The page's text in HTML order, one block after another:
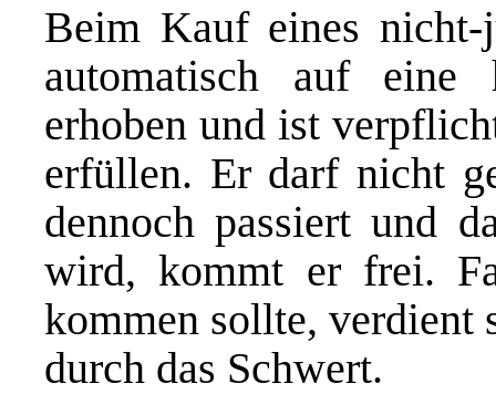
Beim Kauf eines nicht-
automatisch auf
erhoben und ist
erfüllen. Er darf nicht
dennoch passiert und
wird, kommt er frei.
kommen sollte, verdient
durch das Schwert.